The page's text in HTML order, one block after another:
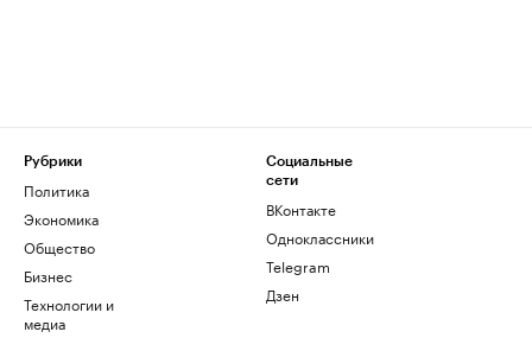
Рубрики
Политика
Экономика
Общество
Бизнес
Технологии и
медиа
Социальные
сети
ВКонтакте
Одноклассники
Telegram
Дзен